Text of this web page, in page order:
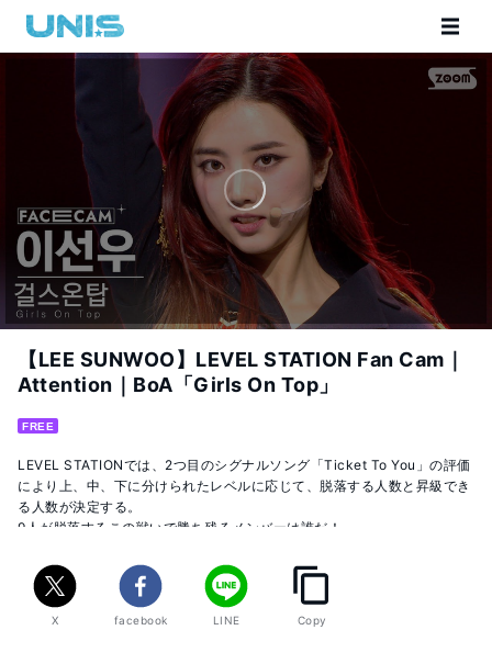
【LEE SUNWOO】LEVEL STATION Fan Cam｜
Attention｜BoA「Girls On Top」
FREE
LEVEL STATIONでは、2つ目のシグナルソング「Ticket To You」の評価
により上、中、下に分けられたレベルに応じて、脱落する人数と昇級でき
る人数が決定する。
9人が脱落するこの戦いで勝ち残るメンバーは誰だ！
https://abema.tv/video/title/307-7
X facebook LINE Copy